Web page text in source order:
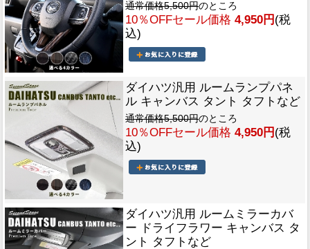
通常価格5,500円のところ
10％OFFセール価格 4,950円 (税
込)
ダイハツ汎用 ルームランプパネ
ル キャンバス タント タフトなど
通常価格5,500円のところ
10％OFFセール価格 4,950円 (税
込)
ダイハツ汎用 ルームミラーカバ
ー ドライフラワー キャンバス タ
ント タフトなど